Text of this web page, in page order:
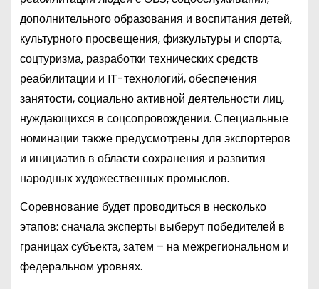
дополнительного образования и воспитания детей,
культурного просвещения, физкультуры и спорта,
соцтуризма, разработки технических средств
реабилитации и IT-технологий, обеспечения
занятости, социально активной деятельности лиц,
нуждающихся в соцсопровождении. Специальные
номинации также предусмотрены для экспортеров
и инициатив в области сохранения и развития
народных художественных промыслов.
Соревнование будет проводиться в несколько
этапов: сначала эксперты выберут победителей в
границах субъекта, затем – на межрегиональном и
федеральном уровнях.